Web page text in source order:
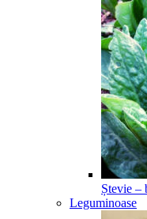
Ștevie –
Leguminoase